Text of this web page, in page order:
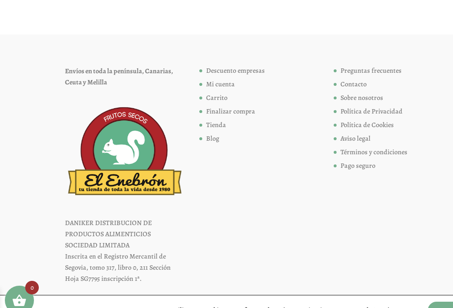
en
de
producto
Envíos en toda la península, Canarias,
Ceuta y Melilla
DANIKER DISTRIBUCION DE
PRODUCTOS ALIMENTICIOS
SOCIEDAD LIMITADA
Inscrita en el Registro Mercantil de
Segovia, tomo 317, libro 0, 211 Sección
Hoja SG7795 inscripción 1ª.
Descuento empresas
Mi cuenta
Carrito
Finalizar compra
Tienda
Blog
Preguntas frecuentes
Contacto
Sobre nosotros
Política de Privacidad
Política de Cookies
Aviso legal
Términos y condiciones
Pago seguro
0